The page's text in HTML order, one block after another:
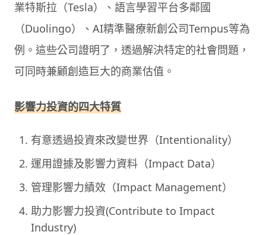
業特斯拉（Tesla）、語言學習平台多鄰國
（Duolingo）、AI精準醫療新創公司Tempus等為
例。這些公司證明了，透過解決特定的社會問題，
可同時兼顧創造巨大的商業估值。
影響力投資的四大特質
有意透過投資來改變世界（Intentionality）
運用證據及影響力資料（Impact Data）
管理影響力績效（Impact Management）
助力影響力投資(Contribute to Impact
Industry)